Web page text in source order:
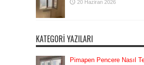
20 Haziran 2026
KATEGORI YAZILARI
Pimapen Pencere Nasıl